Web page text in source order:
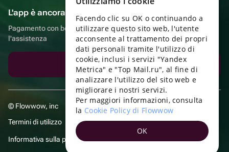
L'app è ancora più comoda!
Pagamento con bonus, autoconsegna, comoda chat con
l'assistenza
Scarica l'app
© Flowwow, inc
Termini di utilizzo
Informativa sulla privacy
ENGLISH
UKRAINIAN
PORTUGUESE
SPANISH
TURKISH
Facendo clic su OK o continuando a
utilizzare questo sito web, l'utente
acconsente al trattamento dei propri
dati personali tramite l'utilizzo di
cookie, inclusi i servizi "Yandex
Metrica" e "Top Mail.ru", al fine di
analizzare l'utilizzo del sito web e
migliorare i nostri servizi.
Per maggiori informazioni, consulta
la Cookie Policy di Flowwow
OK